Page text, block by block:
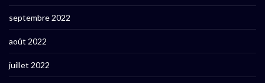
septembre 2022
août 2022
juillet 2022